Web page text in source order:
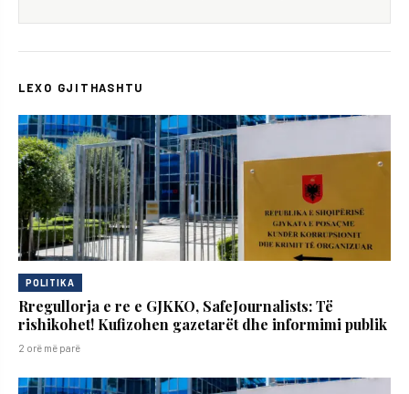
LEXO GJITHASHTU
POLITIKA
Rregullorja e re e GJKKO, SafeJournalists: Të
rishikohet! Kufizohen gazetarët dhe informimi publik
2 orë më parë